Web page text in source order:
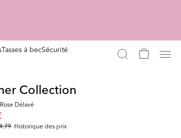
Tasses à becSécurité
Collection
Délavé
Historique des prix